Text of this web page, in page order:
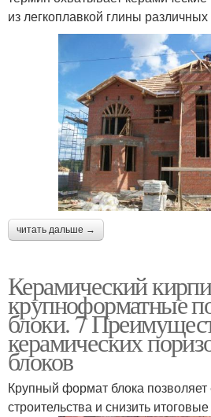
из легкоплавкой глины различных
читать дальше →
Керамический
крупноформатные
блоки. 7
керамических
блоков
Крупный формат блока позволяет
строительства и снизить